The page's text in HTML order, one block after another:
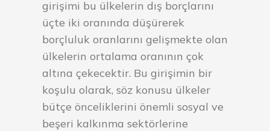
girişimi bu ülkelerin dış borçlarını
üçte iki oranında düşürerek
borçluluk oranlarını gelişmekte olan
ülkelerin ortalama oranının çok
altına çekecektir. Bu girişimin bir
koşulu olarak, söz konusu ülkeler
bütçe önceliklerini önemli sosyal ve
beşeri kalkınma sektörlerine